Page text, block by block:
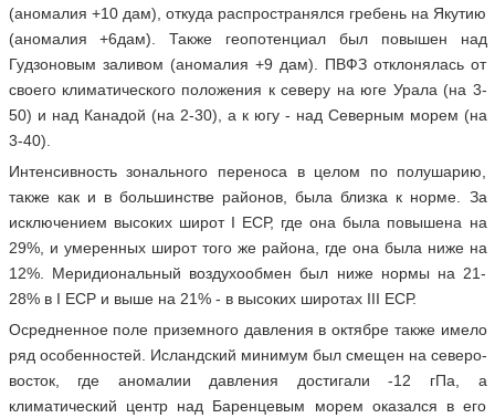
(аномалия +10 дам), откуда распространялся гребень на Якутию
(аномалия +6дам). Также геопотенциал был повышен над
Гудзоновым заливом (аномалия +9 дам). ПВФЗ отклонялась от
своего климатического положения к северу на юге Урала (на 3-
50) и над Канадой (на 2-30), а к югу - над Северным морем (на
3-40).
Интенсивность зонального переноса в целом по полушарию,
также как и в большинстве районов, была близка к норме. За
исключением высоких широт I ЕСР, где она была повышена на
29%, и умеренных широт того же района, где она была ниже на
12%. Меридиональный воздухообмен был ниже нормы на 21-
28% в I ЕСР и выше на 21% - в высоких широтах III ЕСР.
Осредненное поле приземного давления в октябре также имело
ряд особенностей. Исландский минимум был смещен на северо-
восток, где аномалии давления достигали -12 гПа, а
климатический центр над Баренцевым морем оказался в его